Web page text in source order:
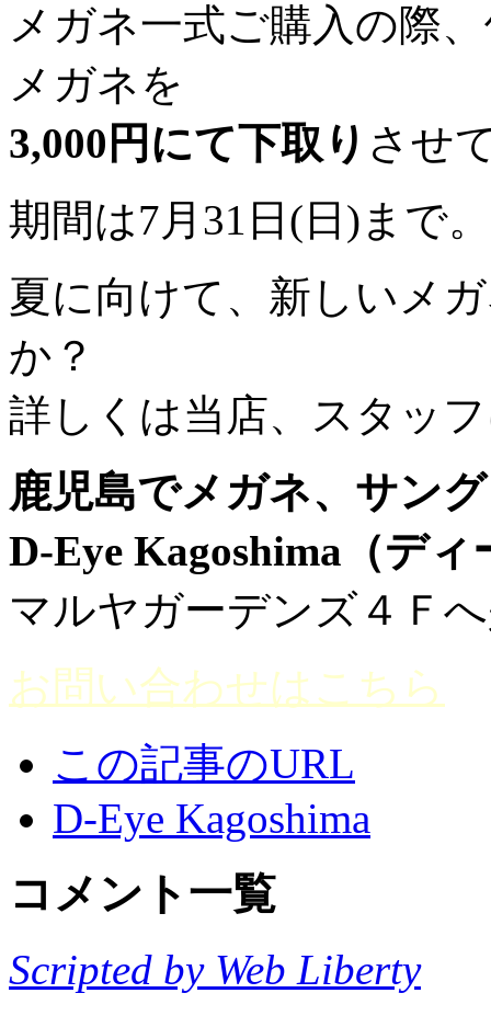
メガネ一式ご購入の際
メガネを
3,000円にて下取り させ
期間は7月31日(日)まで。
夏に向けて、新しいメ
か？
詳しくは当店、スタッ
鹿児島でメガネ、サン
D-Eye Kagoshima（デ
マルヤガーデンズ４Ｆ
お問い合わせはこちら
この記事のURL
D-Eye Kagoshima
コメント一覧
Scripted by Web Liberty